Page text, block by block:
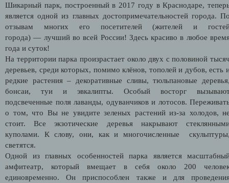
Шикарный парк, построенный в 2017 году в Краснодаре,
является одной из главных достопримечательностей города.
отзывам многих его посетителей (жителей и
города) — лучший во всей России! Здесь красиво в любое
года и суток!
На территории парка произрастает около двух с половиной
деревьев, среди которых, помимо клёнов, тополей и дубов, есть
редкие растения – декоративные сливы, тюльпановые
бонсаи, туи и эвкалипты. Особый восторг
подсвеченные поля лаванды, одуванчиков и лотосов.
о том, что Вы не увидите зеленых растений из-за холодов,
стоит. Все экзотические деревья накрывают
куполами. К слову, они, как и многочисленные
светятся.
Одной из главных особенностей парка является
амфитеатр, который вмещает в себя около 200
единовременно. Он приспособлен также и для